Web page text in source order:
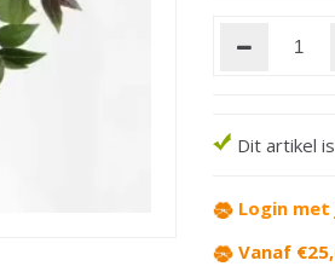
Dit artikel
Login
Vanaf